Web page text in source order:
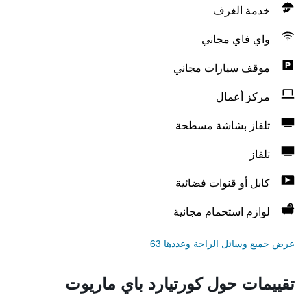
خدمة الغرف
واي فاي مجاني
موقف سيارات مجاني
مركز أعمال
تلفاز بشاشة مسطحة
تلفاز
كابل أو قنوات فضائية
لوازم استحمام مجانية
عرض جميع وسائل الراحة وعددها 63
تقييمات حول كورتيارد باي ماريوت